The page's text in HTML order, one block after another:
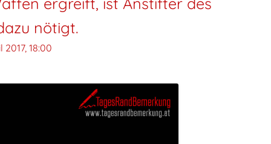
nötigt.
2017, 18:00